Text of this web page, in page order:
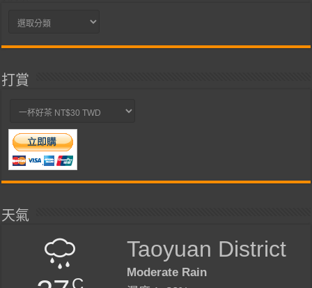
分
打賞
天氣
C
Taoyuan District
Moderate Rain